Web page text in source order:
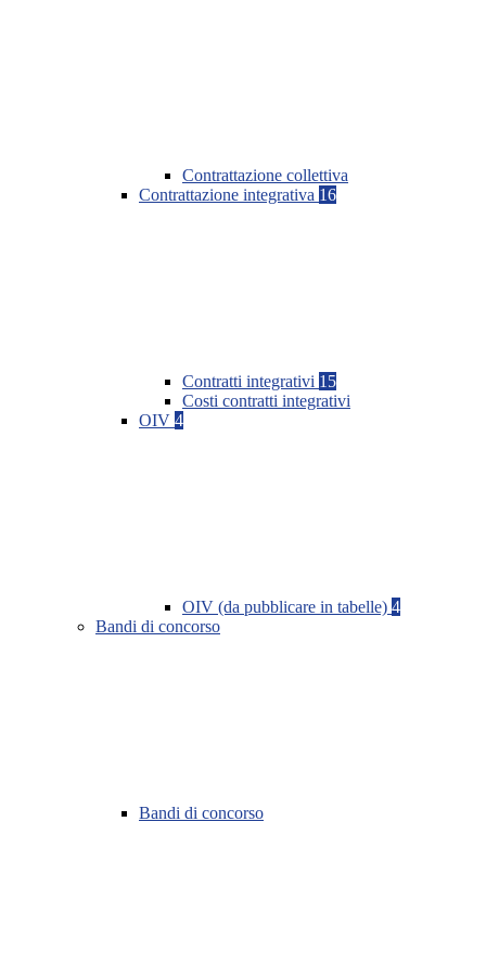
Contrattazione collettiva
Contrattazione integrativa 16
Contratti integrativi 15
Costi contratti integrativi
OIV 4
OIV (da pubblicare in tabelle) 4
Bandi di concorso
Bandi di concorso